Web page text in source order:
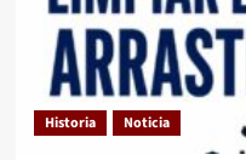
Historia Noticia